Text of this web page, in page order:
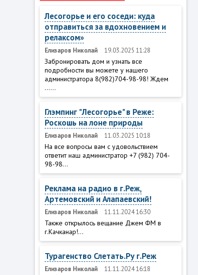
Лесогорье и его соседи: куда
отправиться за вдохновением и
релаксом»
Елизаров Николай 19.03.2025 11:28
Забронировать дом и узнать все
подробности вы можете у нашего
администратора 8(982)704-98-98! Ждем
......
Глэмпинг "Лесогорье" в Реже:
Роскошь на лоне природы
Елизаров Николай 11.03.2025 10:18
На все вопросы вам с удовольствием
ответит наш администратор +7 (982) 704-
98-98...
Реклама на радио в г.Реж,
Артемовский и Алапаевский!
Елизаров Николай 11.11.2024 16:30
Также открылось вещание Джем ФМ в
г.Качканар!...
Турагенство Слетать.Ру г.Реж
Елизаров Николай 11.11.2024 16:18